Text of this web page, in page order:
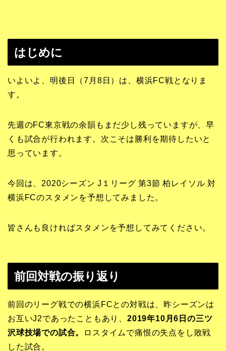
はじめに
いよいよ、明後日（7月8日）は、横浜FC戦となりま
す。
先週のFC東京戦の余韻もまだ少し残っていますが、早
くも試合が行われます。次こそは勝利を期待したいと
思っています。
今回は、2020シーズン J１リーグ 第3節 柏レイソル 対
横浜FCのスタメンを予想してみました。
皆さんも良ければスタメンを予想してみてください。
前回対戦の振り返り
前回のリーグ戦での横浜FCとの対戦は、昨シーズンは
お互いJ2であったこともあり、 2019年10月6日の三ツ
沢球技場での試合。
ロスタイムで痛恨の失点をし敗戦
した試合。